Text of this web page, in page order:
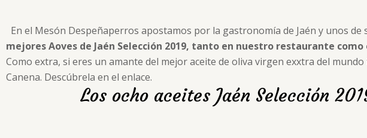
En el Mesón Despeñaperros apostamos por la gastronomía de Jaén y unos
mejores Aoves de Jaén Selección 2019, tanto en nuestro restaurante
Como extra, si eres un amante del mejor aceite de oliva virgen exxtra del
Canena. Descúbrela en el enlace.
Los ocho aceites Jaén Selección